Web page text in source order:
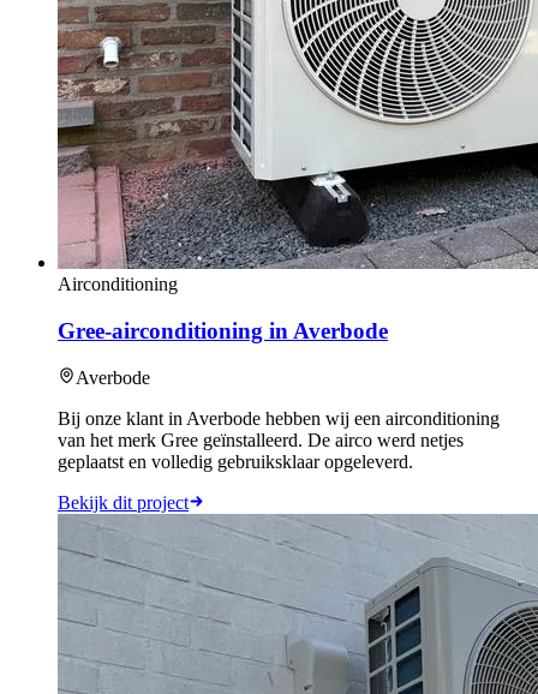
Airconditioning
Gree-airconditioning in Averbode
Averbode
Bij onze klant in Averbode hebben wij een airconditioning
van het merk Gree geïnstalleerd. De airco werd netjes
geplaatst en volledig gebruiksklaar opgeleverd.
Bekijk dit project